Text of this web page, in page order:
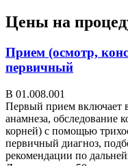
Цены на
Прием (осмотр,
первичный
В 01.008.001
Первый прием включает
анамнеза, обследование
корней) с помощью
первичный диагноз,
рекомендации по